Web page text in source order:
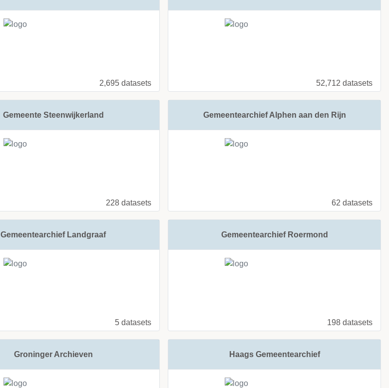
2,695 datasets 52,712 datasets
Gemeente Steenwijkerland
228 datasets
Gemeentearchief Alphen aan den Rijn
62 datasets
Gemeentearchief Landgraaf
5 datasets
Gemeentearchief Roermond
198 datasets
Groninger Archieven Haags Gemeentearchief